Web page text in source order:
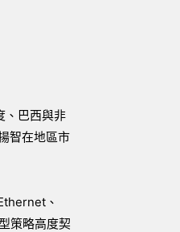
、巴西與非
智在地區市
、
策略高度契